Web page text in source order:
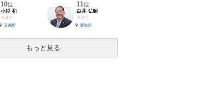
10位
小杉 和
弁護士
京都府
11位
白井 弘昭
弁護士
愛知県
もっと見る